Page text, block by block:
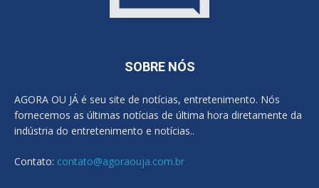
SOBRE NÓS
AGORA OU JÁ é seu site de notícias, entretenimento. Nós
fornecemos as últimas notícias de última hora diretamente da
indústria do entretenimento e notícias..
Contato: contato@agoraouja.com.br